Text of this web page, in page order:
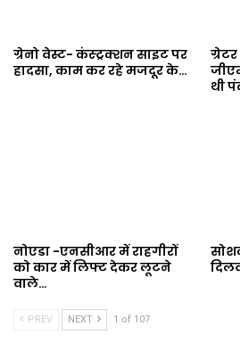
ग्रेनो वेस्ट- कंस्ट्रक्शन साइट पर
हादसा, काम कर रहे मजदूर के…
थी
नोएडा -एनसीआर में राहगीरों
को कार में लिफ्ट देकर लूटने
वाले…
PREV NEXT 1 of 107